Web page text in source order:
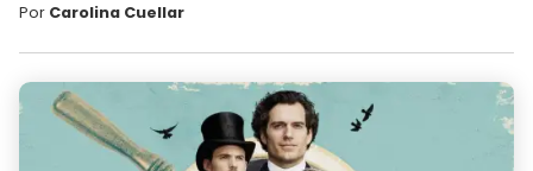
Por Carolina Cuellar